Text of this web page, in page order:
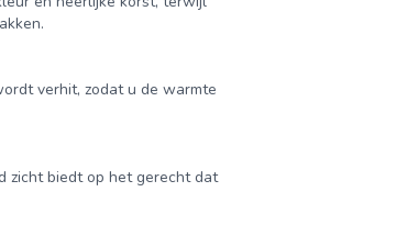
verhit, zodat u de warmte
zicht biedt op het gerecht dat